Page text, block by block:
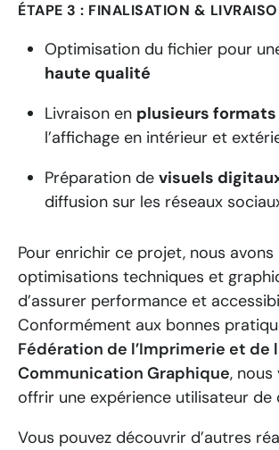
ÉTAPE 3 : FINALISATION &
Optimisation du fichier pour
haute qualité
Livraison en plusieurs formats
l’affichage en intérieur et
Préparation de visuels
diffusion sur les réseaux
Pour enrichir ce projet, nous
optimisations techniques et
d’assurer performance et
Conformément aux bonnes
Fédération de l’Imprimerie et de
Communication Graphique, nous
offrir une expérience utilisateur de
Vous pouvez découvrir d’autres